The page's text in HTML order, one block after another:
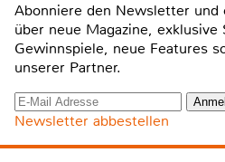
Abonniere den Newsletter und
über neue Magazine, exklusive
Gewinnspiele, neue Features
unserer Partner.
Newsletter abbestellen